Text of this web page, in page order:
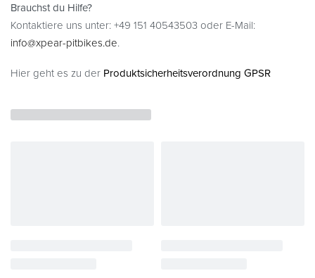
Brauchst du Hilfe?
Kontaktiere uns unter: +49 151 40543503 oder E-Mail:
info@xpear-pitbikes.de.
Hier geht es zu der Produktsicherheitsverordnung GPSR